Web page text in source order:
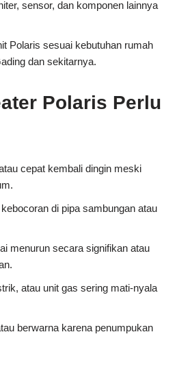
sensor, dan komponen lainnya
Polaris sesuai kebutuhan rumah
dan sekitarnya.
Polaris Perlu
cepat kembali dingin meski
di pipa sambungan atau
menurun secara signifikan atau
atau unit gas sering mati-nyala
berwarna karena penumpukan